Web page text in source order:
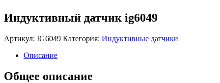
Индуктивный датчик ig6049
Артикул: IG6049 Категория: Индуктивные датчики
Описание
Общее описание